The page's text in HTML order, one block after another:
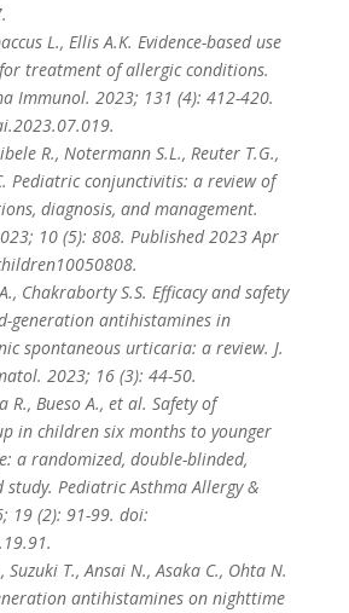
L., Ellis A.K. Evidence-based use
treatment of allergic conditions.
Immunol. 2023; 131 (4): 412-420.
R., Notermann S.L., Reuter T.G.,
Pediatric conjunctivitis: a review of
diagnosis, and management.
10 (5): 808. Published 2023 Apr
Chakraborty S.S. Efficacy and safety
generation antihistamines in
spontaneous urticaria: a review. J.
2023; 16 (3): 44-50.
R., Bueso A., et al. Safety of
in children six months to younger
a randomized, double-blinded,
Pediatric Asthma Allergy &
19 (2): 91-99. doi:
Suzuki T., Ansai N., Asaka C., Ohta N.
antihistamines on nighttime